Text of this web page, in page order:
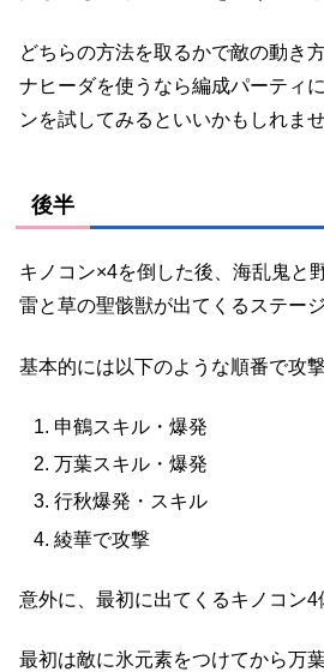
どちらの方法を取るかで敵の動き
ナヒーダを使うなら編成パーティ
ンを試してみるといいかもしれませ
後半
キノコン×4を倒した後、海乱鬼と
雷と草の聖骸獣が出てくるステージ
基本的には以下のような順番で攻
申鶴スキル・爆発
万葉スキル・爆発
行秋爆発・スキル
綾華で攻撃
意外に、最初に出てくるキノコン4
最初は敵に氷元素をつけてから万